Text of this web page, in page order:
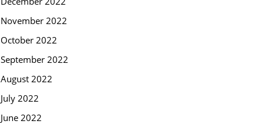
November 2022
October 2022
September 2022
August 2022
July 2022
June 2022